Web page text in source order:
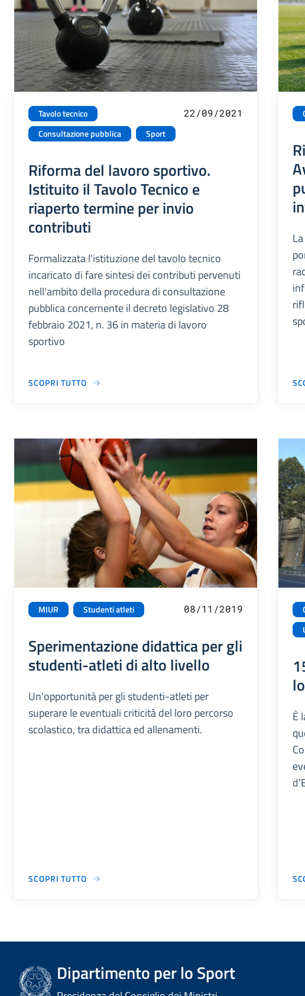
Tavolo tecnico
Consultazione pubblica
Sport
22/09/2021
Riforma del lavoro sportivo.
Istituito il Tavolo Tecnico e
riaperto termine per invio
contributi
Formalizzata l'istituzione del tavolo tecnico
incaricato di fare sintesi dei contributi pervenuti
nell'ambito della procedura di consultazione
pubblica concernente il decreto legislativo 28
febbraio 2021, n. 36 in materia di lavoro
sportivo
SCOPRI TUTTO
MIUR Studenti atleti 08/11/2019
Sperimentazione didattica per gli
studenti-atleti di alto livello
Un'opportunità per gli studenti-atleti per
superare le eventuali criticità del loro percorso
scolastico, tra didattica ed allenamenti.
SCOPRI TUTTO
È
Dipartimento per lo Sport